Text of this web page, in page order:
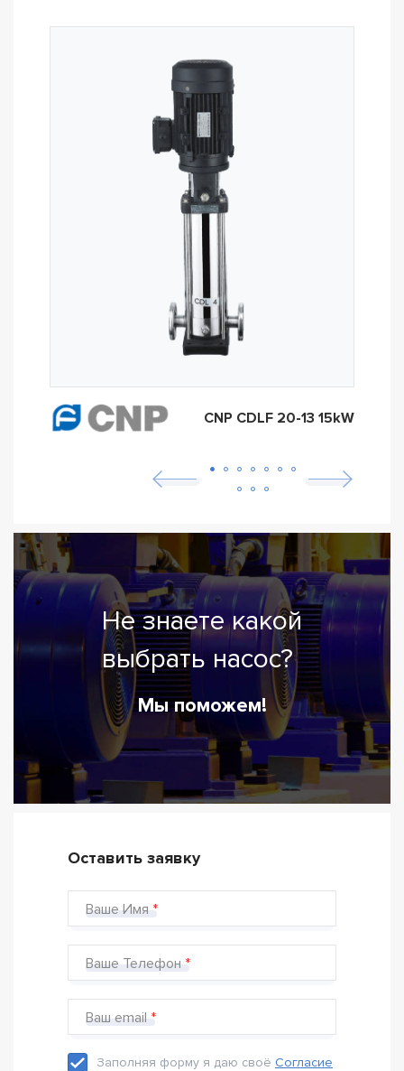
CNP CDLF 20-13 15kW
Не знаете какой
выбрать насос?
Мы поможем!
Оставить заявку
Ваше Имя
Ваше Телефон
Ваш email
Заполняя форму я даю своё Согласие